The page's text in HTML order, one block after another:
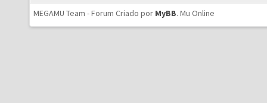
MEGAMU Team - Forum Criado por MyBB. Mu Online